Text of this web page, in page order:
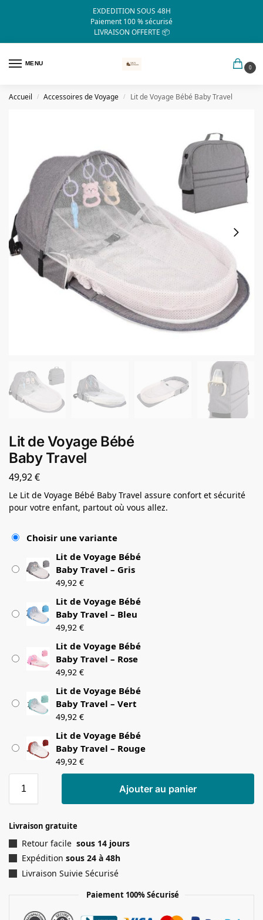
EXDEDITION SOUS 48H
Paiement 100 % sécurisé
LIVRAISON OFFERTE 📦
MENU
0
Accueil / Accessoires de Voyage / Lit de Voyage Bébé Baby Travel
Lit de Voyage Bébé
Baby Travel
49,92€
Le Lit de Voyage Bébé Baby Travel assure confort et sécurité
pour votre enfant, partout où vous allez.
Choisir une variante
Lit de Voyage Bébé
Baby Travel – Gris
49,92 €
Lit de Voyage Bébé
Baby Travel – Bleu
49,92 €
Lit de Voyage Bébé
Baby Travel – Rose
49,92 €
Lit de Voyage Bébé
Baby Travel – Vert
49,92 €
Lit de Voyage Bébé
Baby Travel – Rouge
49,92 €
Ajouter au panier
Livraison gratuite
Retour facile sous 14 jours
Expédition sous 24 à 48h
Livraison Suivie Sécurisé
Paiement 100% Sécurisé